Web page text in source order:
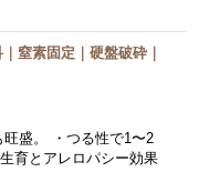
窒素固定｜硬盤破砕｜
盛。 ・つる性で1〜2
育とアレロパシー効果